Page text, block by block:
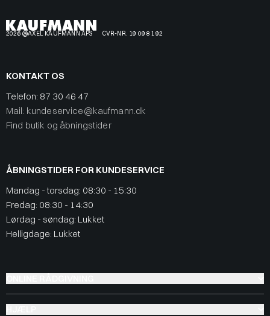
2026 @AXEL KAUFMANN APS CVR-NR. 19 09 81 92
KONTAKT OS
Telefon: 87 30 46 47
Mail: kundeservice@kaufmann.dk
Find butik og åbningstider
ÅBNINGSTIDER FOR KUNDESERVICE
Mandag - torsdag: 08:30 - 15:30
Fredag: 08:30 - 14:30
Lørdag - søndag: Lukket
Helligdage: Lukket